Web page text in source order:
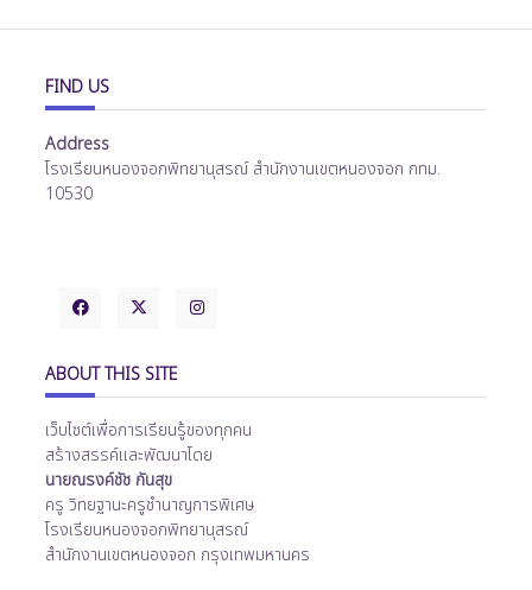
FIND US
Address
โรงเรียนหนองจอกพิทยานุสรณ์ สำนักงานเขตหนองจอก กทม.
10530
ABOUT THIS SITE
เว็บไซต์เพื่อการเรียนรู้ของทุกคน
สร้างสรรค์และพัฒนาโดย
นายณรงค์ชัช กันสุข
ครู วิทยฐานะครูชำนาญการพิเศษ
โรงเรียนหนองจอกพิทยานุสรณ์
สำนักงานเขตหนองจอก กรุงเทพมหานคร